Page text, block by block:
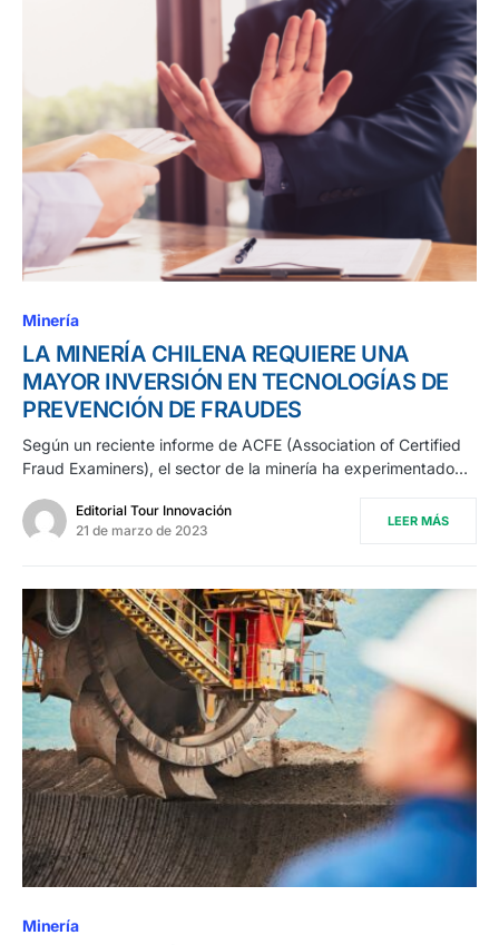
Minería
LA MINERÍA CHILENA REQUIERE UNA
MAYOR INVERSIÓN EN TECNOLOGÍAS DE
PREVENCIÓN DE FRAUDES
Según un reciente informe de ACFE (Association of Certified
Fraud Examiners), el sector de la minería ha experimentado…
Editorial Tour Innovación
21 de marzo de 2023
LEER MÁS
Minería